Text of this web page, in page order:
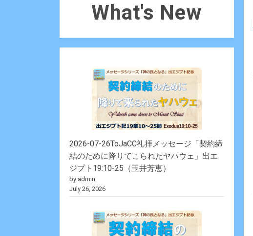
What's New
2026-07-26ToJaCC礼拝メッセージ「契約締
結のために降りてこられたヤハウェ」出エ
ジプト19:10-25（玉井芳恵）
by admin
July 26, 2026